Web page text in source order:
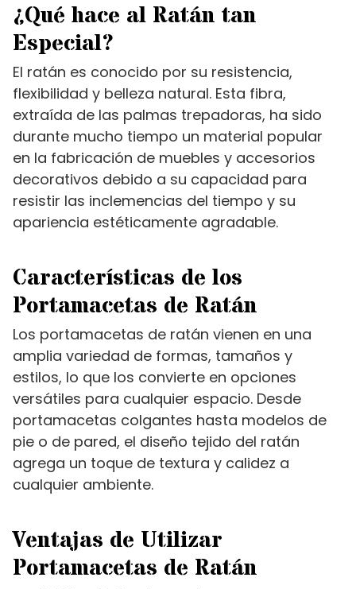
¿Qué hace al Ratán tan
Especial?
El ratán es conocido por su resistencia,
flexibilidad y belleza natural. Esta fibra,
extraída de las palmas trepadoras, ha sido
durante mucho tiempo un material popular
en la fabricación de muebles y accesorios
decorativos debido a su capacidad para
resistir las inclemencias del tiempo y su
apariencia estéticamente agradable.
Características de los
Portamacetas de Ratán
Los portamacetas de ratán vienen en una
amplia variedad de formas, tamaños y
estilos, lo que los convierte en opciones
versátiles para cualquier espacio. Desde
portamacetas colgantes hasta modelos de
pie o de pared, el diseño tejido del ratán
agrega un toque de textura y calidez a
cualquier ambiente.
Ventajas de Utilizar
Portamacetas de Ratán